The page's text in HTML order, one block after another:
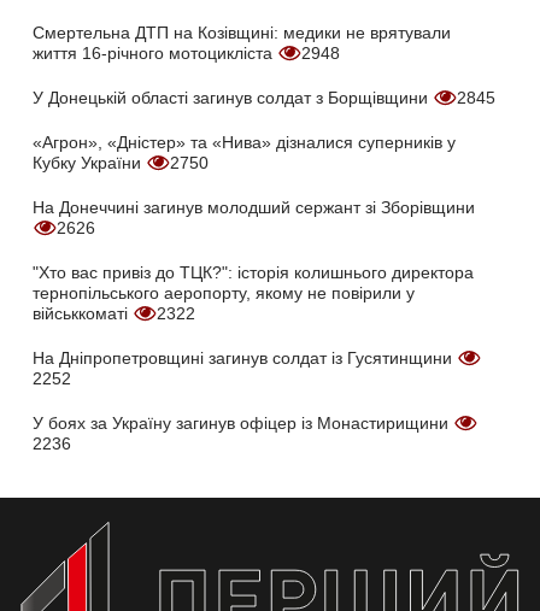
Смертельна ДТП на Козівщині: медики не врятували
життя 16-річного мотоцикліста
2948
У Донецькій області загинув солдат з Борщівщини 2845
«Агрон», «Дністер» та «Нива» дізналися суперників у
Кубку України
2750
На Донеччині загинув молодший сержант зі Зборівщини
2626
"Хто вас привіз до ТЦК?": історія колишнього директора
тернопільського аеропорту, якому не повірили у
військкоматі
2322
На Дніпропетровщині загинув солдат із Гусятинщини
2252
У боях за Україну загинув офіцер із Монастирищини
2236